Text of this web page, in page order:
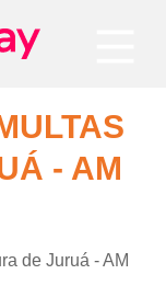
- AM
de Juruá - AM